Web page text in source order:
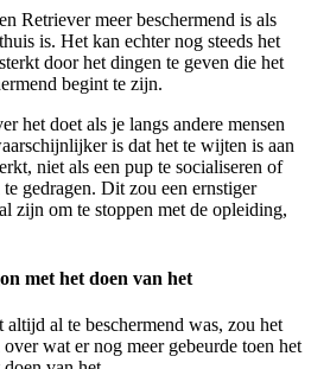
Retriever meer beschermend is als
is. Het kan echter nog steeds het
door het dingen te geven die het
begint te zijn.
het doet als je langs andere mensen
is dat het te wijten is aan
niet als een pup te socialiseren of
gedragen. Dit zou een ernstiger
zijn om te stoppen met de opleiding,
met het doen van het
al te beschermend was, zou het
wat er nog meer gebeurde toen het